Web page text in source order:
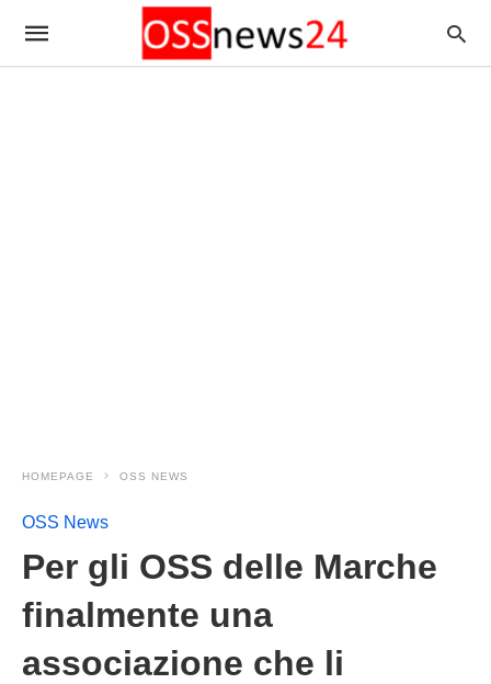
HOMEPAGE OSS NEWS
OSS News
Per gli OSS delle Marche
finalmente una
associazione che li